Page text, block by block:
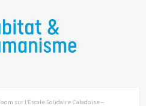
sur l’Escale Solidaire Caladoise –